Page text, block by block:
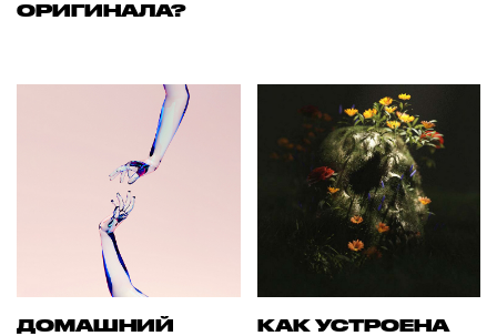
ОРИГИНАЛА?
ДОМАШНИЙ
КАК УСТРОЕНА